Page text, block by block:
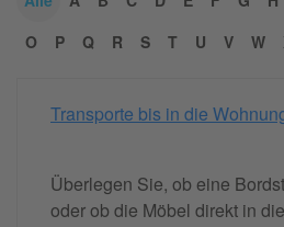
O
P Q R S T U V W
Transporte bis in die
Überlegen Sie, ob eine
oder ob die Möbel direkt in